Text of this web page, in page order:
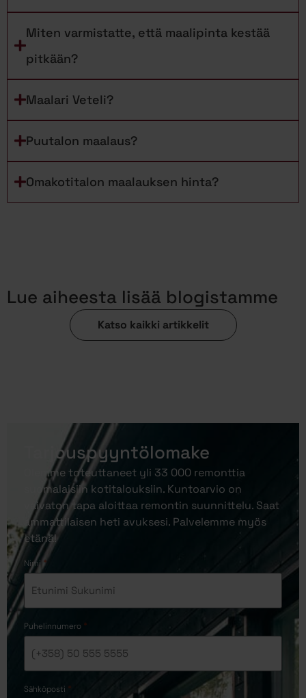
Miten varmistatte, että maalipinta kestää
pitkään?
Maalari Veteli?
Puutalon maalaus?
Omakotitalon maalauksen hinta?
Lue aiheesta lisää blogistamme
Katso kaikki artikkelit
Tarjouspyyntölomake
Olemme toteuttaneet yli 33 000 remonttia
suomalaisiin kotitalouksiin. Kuntoarvio on
vaivaton tapa aloittaa remontin suunnittelu. Saat
ammattilaisen heti avuksesi. Palvelemme myös
etänä!
Nimi *
Puhelinnumero *
Sähköposti *